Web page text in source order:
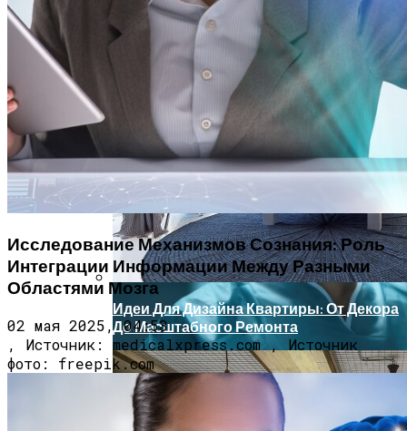
Врач Денисова Сообщила, Что
Избыточное Употребление Кофе И
Жирной Пищи Приводит К
Тромбообразованию
Исследование Показало, Что Польза
От Содержания Домашнего Животного
Может Быть Переоценена
Идеи Для Дизайна Квартиры: От Декора
До Масштабного Ремонта
Исследование Механизмов Сознания: Роль
Интеграции Информации Между Разными
Областями Мозга
02 мая 2025, 04:53
, Источник: medicalxpress.com , Источник
фото: freepik.com